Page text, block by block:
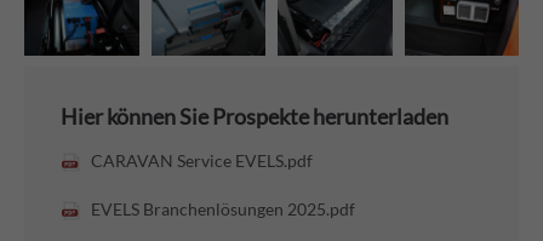
Hier können Sie Prospekte herunterladen
CARAVAN Service EVELS.pdf
EVELS Branchenlösungen 2025.pdf